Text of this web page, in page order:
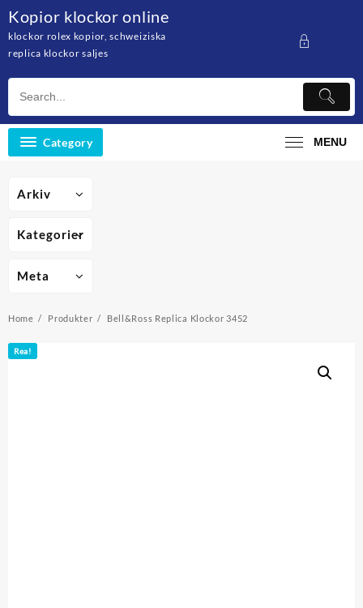
content
Kopior klockor online
klockor rolex kopior, schweiziska
replica klockor saljes
Category MENU
Home Produkter Bell&Ross Replica Klockor 3452
Rea!
Arkiv
Kategorier
Meta